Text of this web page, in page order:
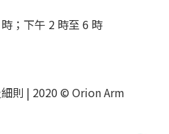
；下午 2 時至 6 時
則 | 2020 © Orion Arm